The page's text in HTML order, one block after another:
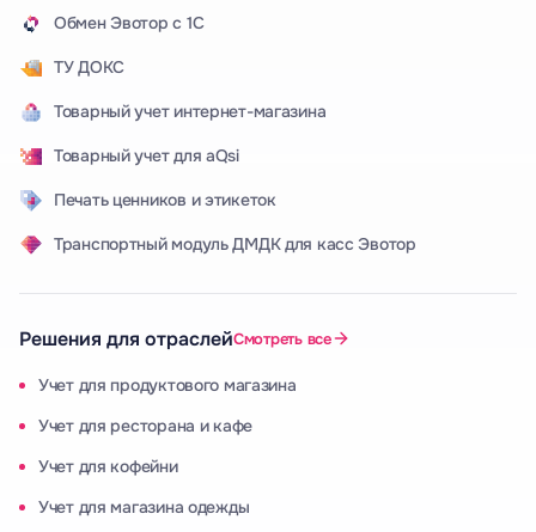
Обмен Эвотор с 1С
ТУ ДОКС
Товарный учет интернет-магазина
Товарный учет для aQsi
Печать ценников и этикеток
Транспортный модуль ДМДК для касс Эвотор
Решения для отраслейСмотреть все
Учет для продуктового магазина
Учет для ресторана и кафе
Учет для кофейни
Учет для магазина одежды